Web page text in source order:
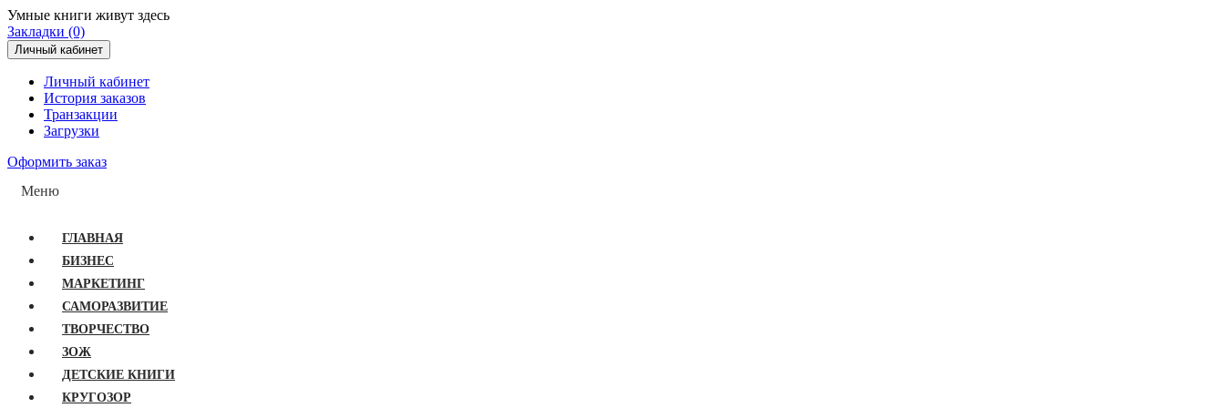
Умные книги живут здесь
Закладки (0)
Личный кабинет
Личный кабинет
История заказов
Транзакции
Загрузки
Оформить заказ
Меню
ГЛАВНАЯ
БИЗНЕС
МАРКЕТИНГ
САМОРАЗВИТИЕ
ТВОРЧЕСТВО
ЗОЖ
ДЕТСКИЕ КНИГИ
КРУГОЗОР